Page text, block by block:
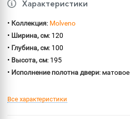
Характеристики
• Коллекция: Molveno
• Ширина, см: 120
• Глубина, см: 100
• Высота, см: 195
• Исполнение полотна двери: матовое
Все характеристики